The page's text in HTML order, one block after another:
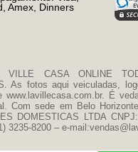
CASA ONLINE
As fotos aqui veiculadas,
www.lavillecasa.com.br. É
Com sede em Belo
DOMESTICAS LTDA
3235-8200 – e-